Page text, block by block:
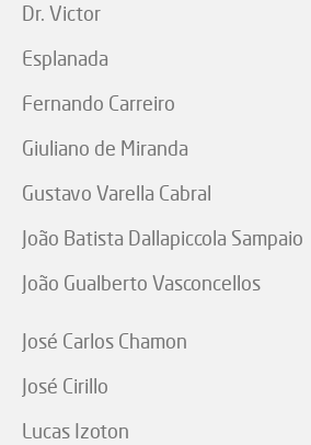
Dr. Victor
Esplanada
Fernando Carreiro
Giuliano de Miranda
Gustavo Varella Cabral
João Batista Dallapiccola Sampaio
João Gualberto Vasconcellos
José Carlos Chamon
José Cirillo
Lucas Izoton